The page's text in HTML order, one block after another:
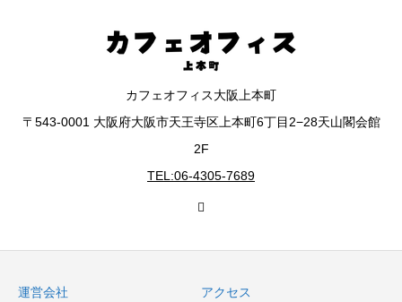
カフェオフィス大阪上本町
〒543-0001 大阪府大阪市天王寺区上本町6丁目2−28天山閣会館
2F
TEL:06-4305-7689
運営会社 アクセス